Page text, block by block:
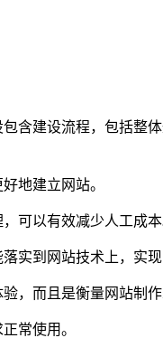
含建设流程，包括整
地建立网站。
可以有效减少人工成本
实到网站技术上，实现
，而且是衡量网站制
常使用。